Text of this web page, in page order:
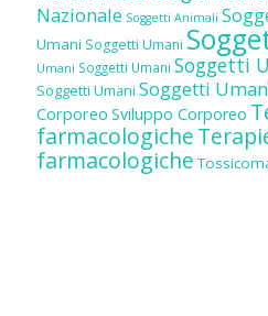
Nazionale Soggetti Animali
Umani Soggetti Umani
Umani Soggetti Umani Soggetti
Soggetti Umani Soggetti
Corporeo Sviluppo Corporeo
farmacologiche
farmacologiche